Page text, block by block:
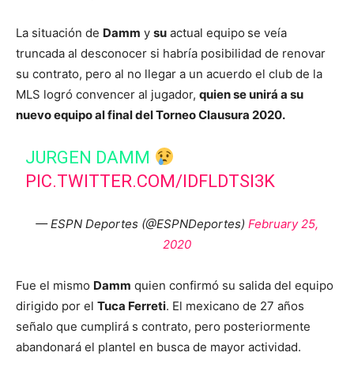
La situación de Damm y su actual equipo se veía
truncada al desconocer si habría posibilidad de renovar
su contrato, pero al no llegar a un acuerdo el club de la
MLS logró convencer al jugador, quien se unirá a su
nuevo equipo al final del Torneo Clausura 2020.
JURGEN DAMM
PIC.TWITTER.COM/IDFLDTSI3K
— ESPN Deportes (@ESPNDeportes) February 25,
2020
Fue el mismo Damm quien confirmó su salida del equipo
dirigido por el Tuca Ferreti. El mexicano de 27 años
señalo que cumplirá s contrato, pero posteriormente
abandonará el plantel en busca de mayor actividad.